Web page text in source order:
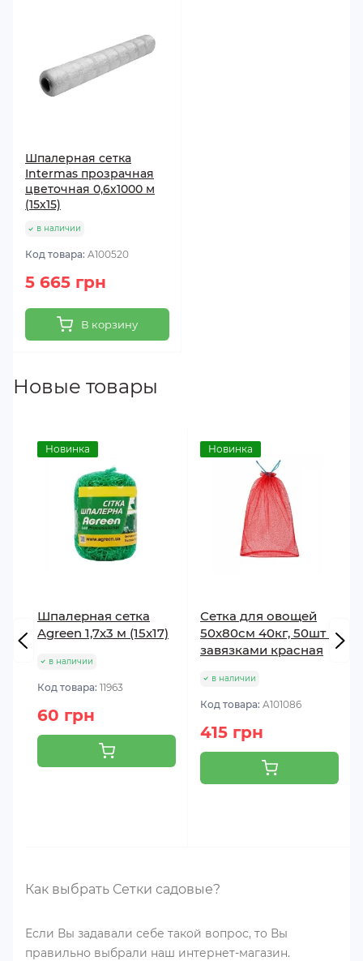
Шпалерная сетка
Intermas прозрачная
цветочная 0,6х1000 м
(15х15)
в наличии
Код товара: A100520
5 665 грн
В корзину
Новые товары
Новинка
Шпалерная сетка
Agreen 1,7х3 м (15x17)
в наличии
Код товара: 11963
60 грн
Новинка
Сетка для овощей
50х80см 40кг, 50шт с
завязками красная
в наличии
Код товара: A101086
415 грн
Как выбрать Сетки садовые?
Если Вы задавали себе такой вопрос, то Вы
правильно выбрали наш интернет-магазин.